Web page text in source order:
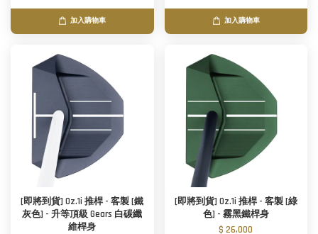
加入購物車 加入購物車
[即將到貨] Oz.1i 推桿 - 客製 [鐵
灰色] - 升等頂級 Gears 白碳纖
維桿身
[即將到貨] Oz.1i 推桿 - 客製 [綠
色] - 霧黑鐵桿身
$ 26,000